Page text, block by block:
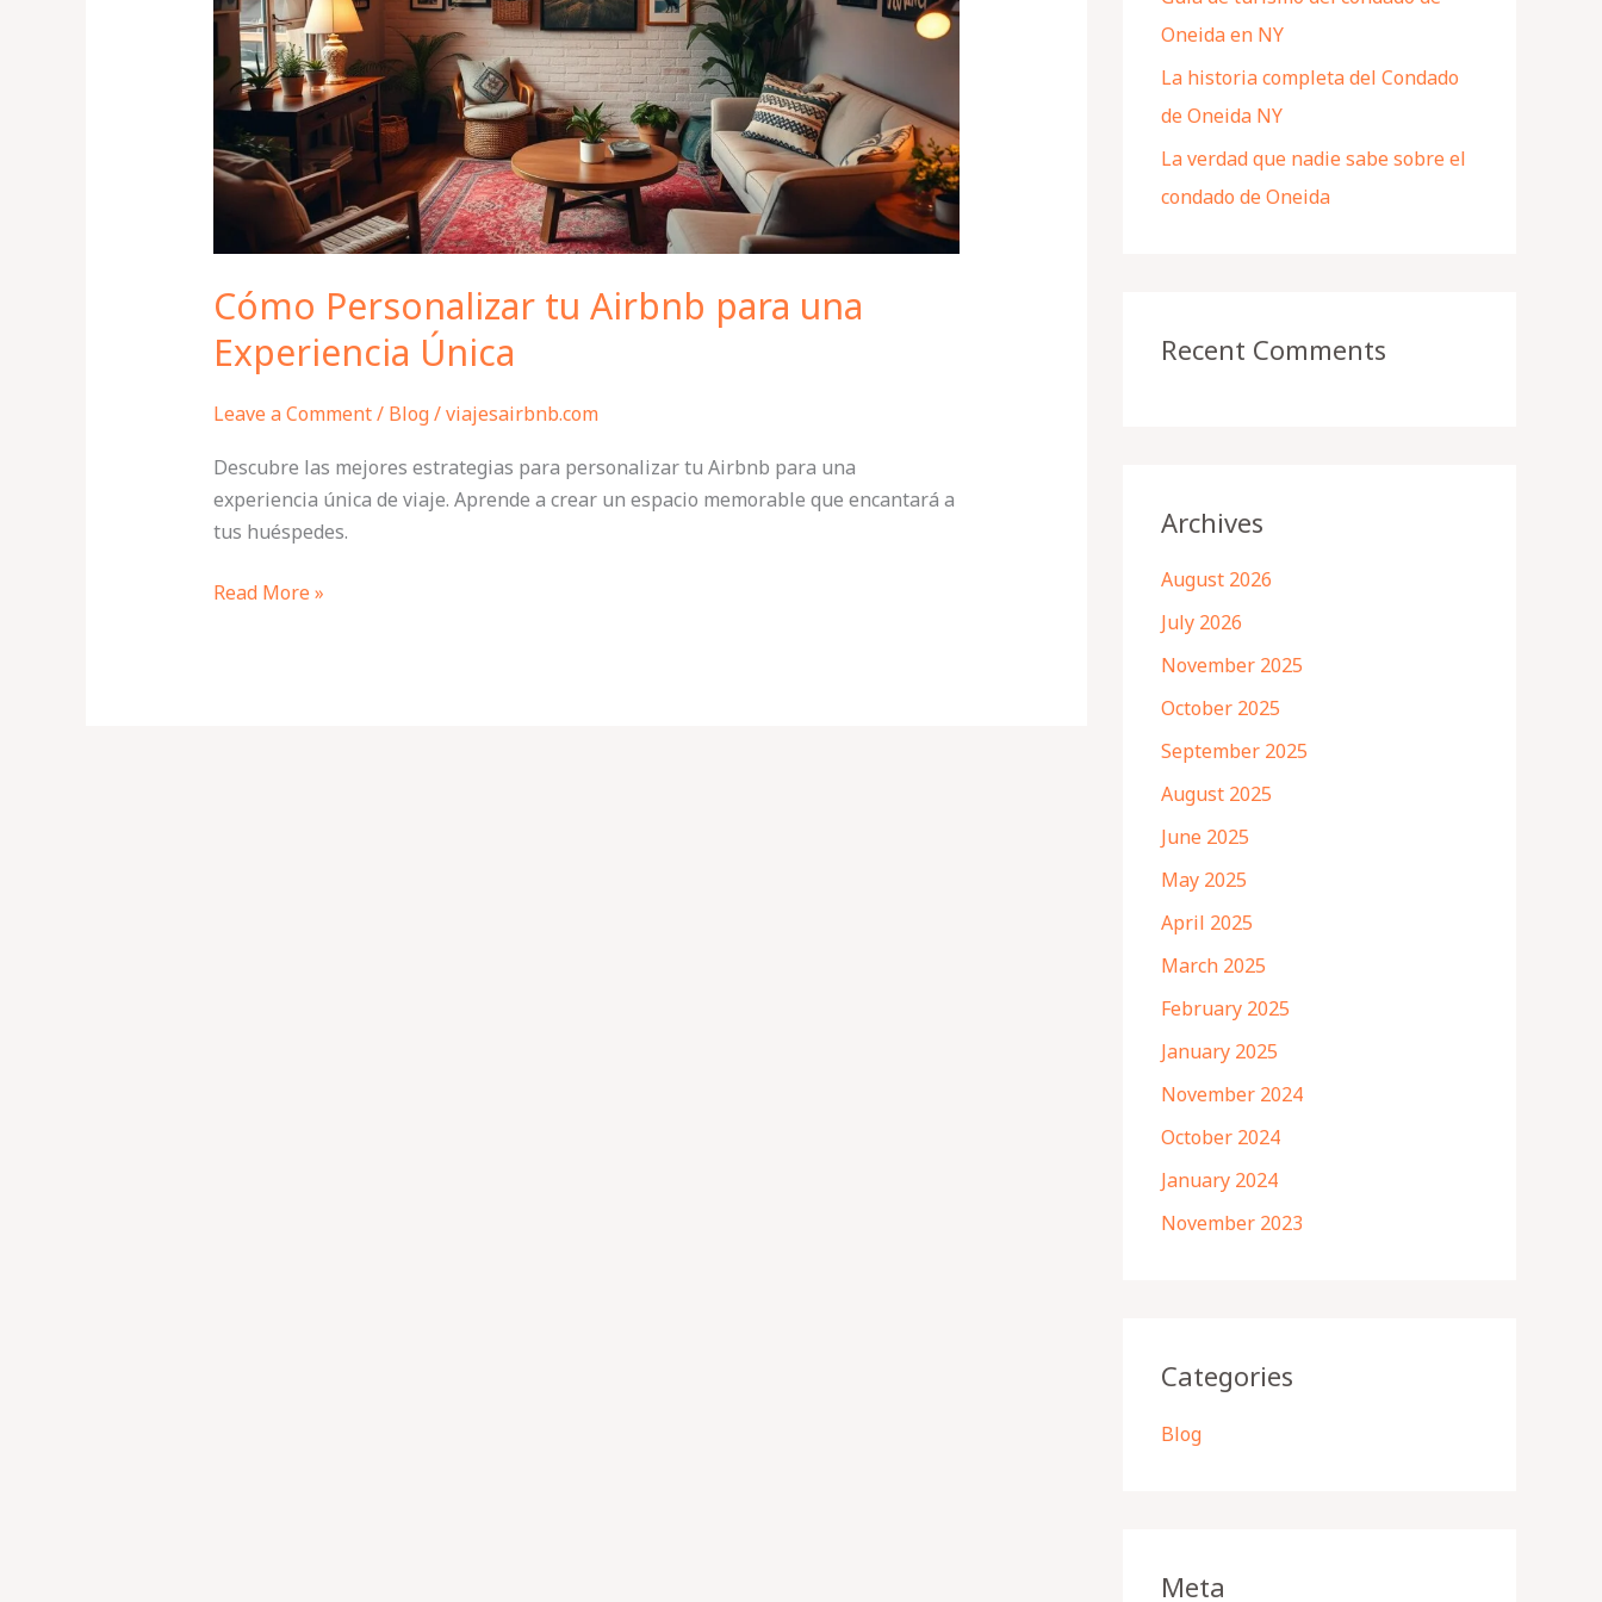
Cómo Personalizar tu Airbnb para una
Experiencia Única
Leave a Comment/ Blog/viajesairbnb.com
Descubre las mejores estrategias para personalizar tu Airbnb para una
experiencia única de viaje. Aprende a crear un espacio memorable que encantará a
tus huéspedes.
Experiencia
Única
Read More »
Oneida en NY
La historia completa del Condado
de Oneida NY
La verdad que nadie sabe sobre el
condado de Oneida
Recent Comments
Archives
August 2026
July 2026
November 2025
October 2025
September 2025
August 2025
June 2025
May 2025
April 2025
March 2025
February 2025
January 2025
November 2024
October 2024
January 2024
November 2023
Categories
Blog
Meta